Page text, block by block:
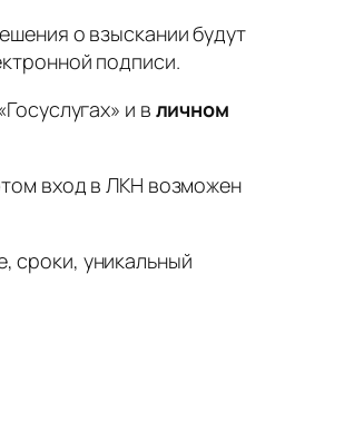
о взыскании будут
подписи.
и в личном
вход в ЛКН возможен
сроки, уникальный